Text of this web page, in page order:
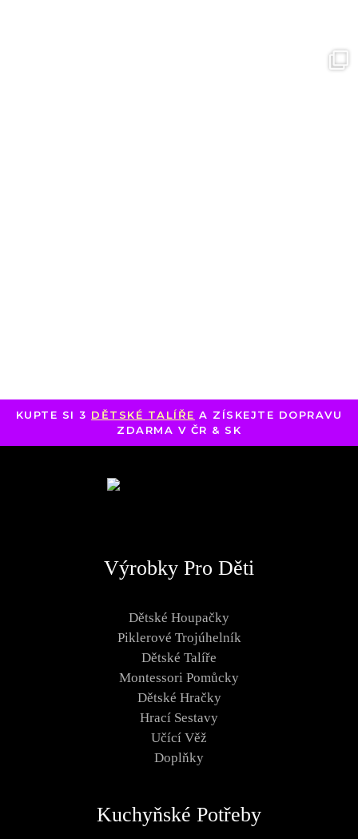
KUPTE SI 3 DĚTSKÉ TALÍŘE A ZÍSKEJTE DOPRAVU
ZDARMA V ČR & SK
Výrobky Pro Děti
Dětské Houpačky
Piklerové Trojúhelník
Dětské Talíře
Montessori Pomůcky
Dětské Hračky
Hrací Sestavy
Učící Věž
Doplňky
Kuchyňské Potřeby